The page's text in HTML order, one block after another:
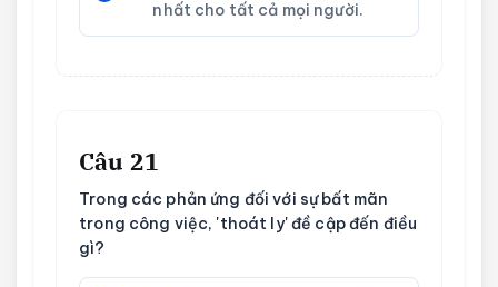
nhất cho tất cả mọi người.
Câu 21
Trong các phản ứng đối với sự bất mãn
trong công việc, 'thoát ly' đề cập đến điều
gì?